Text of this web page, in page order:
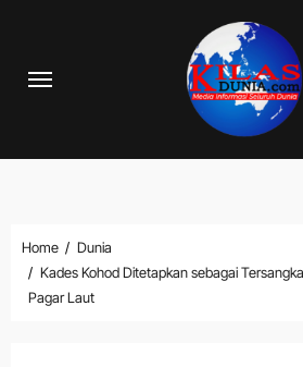
content
Home
Dunia
Kades Kohod Ditetapkan sebagai
Pagar Laut